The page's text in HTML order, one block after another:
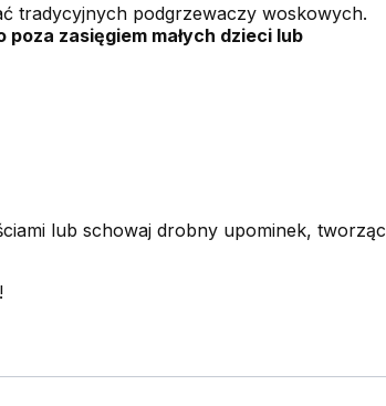
tradycyjnych podgrzewaczy woskowych.
zasięgiem małych dzieci lub
lub schowaj drobny upominek, tworząc